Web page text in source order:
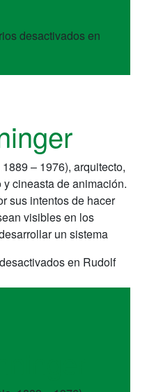
desactivadosen
– 1976), arquitecto,
cineasta de animación.
sus intentos de hacer
visibles en los
un sistema
en Rudolf